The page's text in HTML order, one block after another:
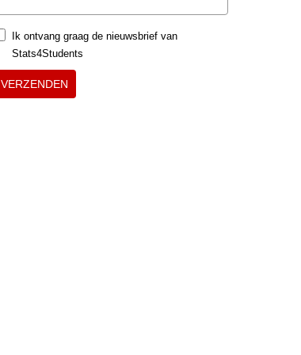
Ik ontvang graag de nieuwsbrief van
Stats4Students
VERZENDEN